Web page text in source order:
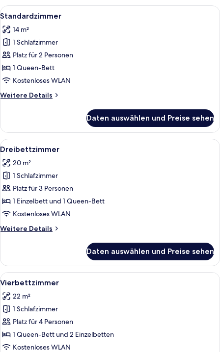
Alle
Fotos
für
Standardzimmer
anzeigen
Ein ordentlich eingerichtetes
3
Standardzimmer
14 m²
1 Schlafzimmer
Platz für 2 Personen
1 Queen-Bett
Kostenloses WLAN
Weitere Details
Weitere
Daten auswählen und Preise sehen
Alle
Fotos
für
Dreibettzimmer
anzeigen
Ein Hotelzimmer mit zwei
3
Dreibettzimmer
20 m²
1 Schlafzimmer
Platz für 3 Personen
1 Einzelbett und 1 Queen-Bett
Kostenloses WLAN
Weitere Details
Weitere
Daten auswählen und Preise sehen
Alle
Fotos
für
Vierbettzimmer
anzeigen
Ein Hotelzimmer mit zwei
3
Vierbettzimmer
22 m²
1 Schlafzimmer
Platz für 4 Personen
1 Queen-Bett und 2 Einzelbetten
Kostenloses WLAN